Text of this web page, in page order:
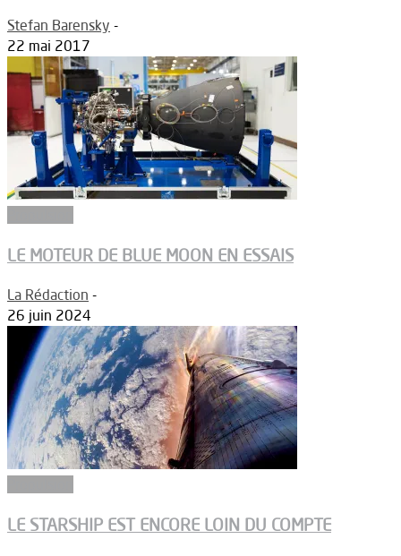
Stefan Barensky -
22 mai 2017
LE MOTEUR DE BLUE MOON EN ESSAIS
La Rédaction -
26 juin 2024
LE STARSHIP EST ENCORE LOIN DU COMPTE